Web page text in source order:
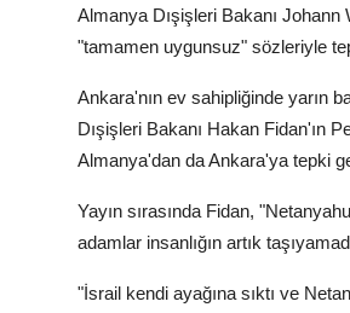
Almanya Dışişleri Bakanı Johann
"tamamen uygunsuz" sözleriyle
Ankara'nın ev sahipliğinde yarın
Dışişleri Bakanı Hakan Fidan'ın
Almanya'dan da Ankara'ya tepki
Yayın sırasında Fidan,
adamlar insanlığın artık
"İsrail kendi ayağına sıktı ve